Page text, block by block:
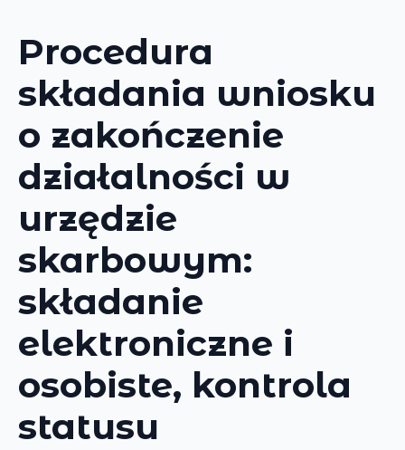
Procedura
składania wniosku
o zakończenie
działalności w
urzędzie
skarbowym:
składanie
elektroniczne i
osobiste, kontrola
statusu